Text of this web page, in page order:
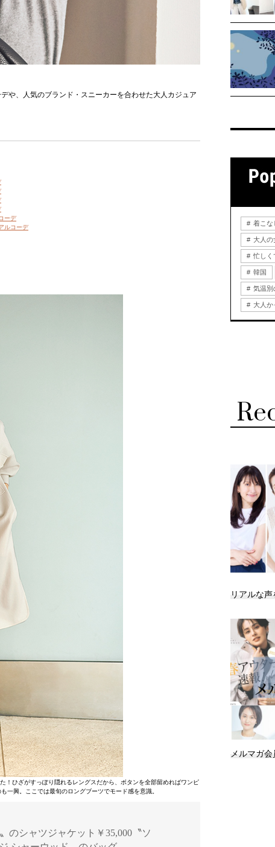
や、人気のブランド・スニーカーを合わせた大人カジュア
ーデ
ルコーデ
！ひざがすっぽり隠れるレングスだから、ボタンを全部留めればワンピ
一興。ここでは最旬のロングブーツでモード感を意識。
のシャツジャケット￥35,000〝ソ
着こな
大人の
忙しく
韓国
気温別
大人か
リアルな
メルマガ会